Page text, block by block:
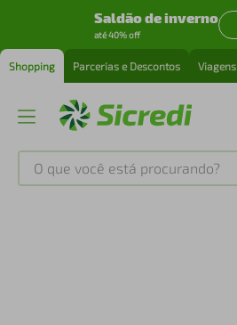
Saldão de inverno
até 40% off
Shopping Parcerias e Descontos Viagens
O que você está procurando?